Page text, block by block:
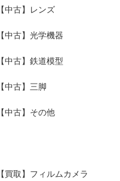
【中古】レンズ
【中古】光学機器
【中古】鉄道模型
【中古】三脚
【中古】その他
【買取】フィルムカメラ